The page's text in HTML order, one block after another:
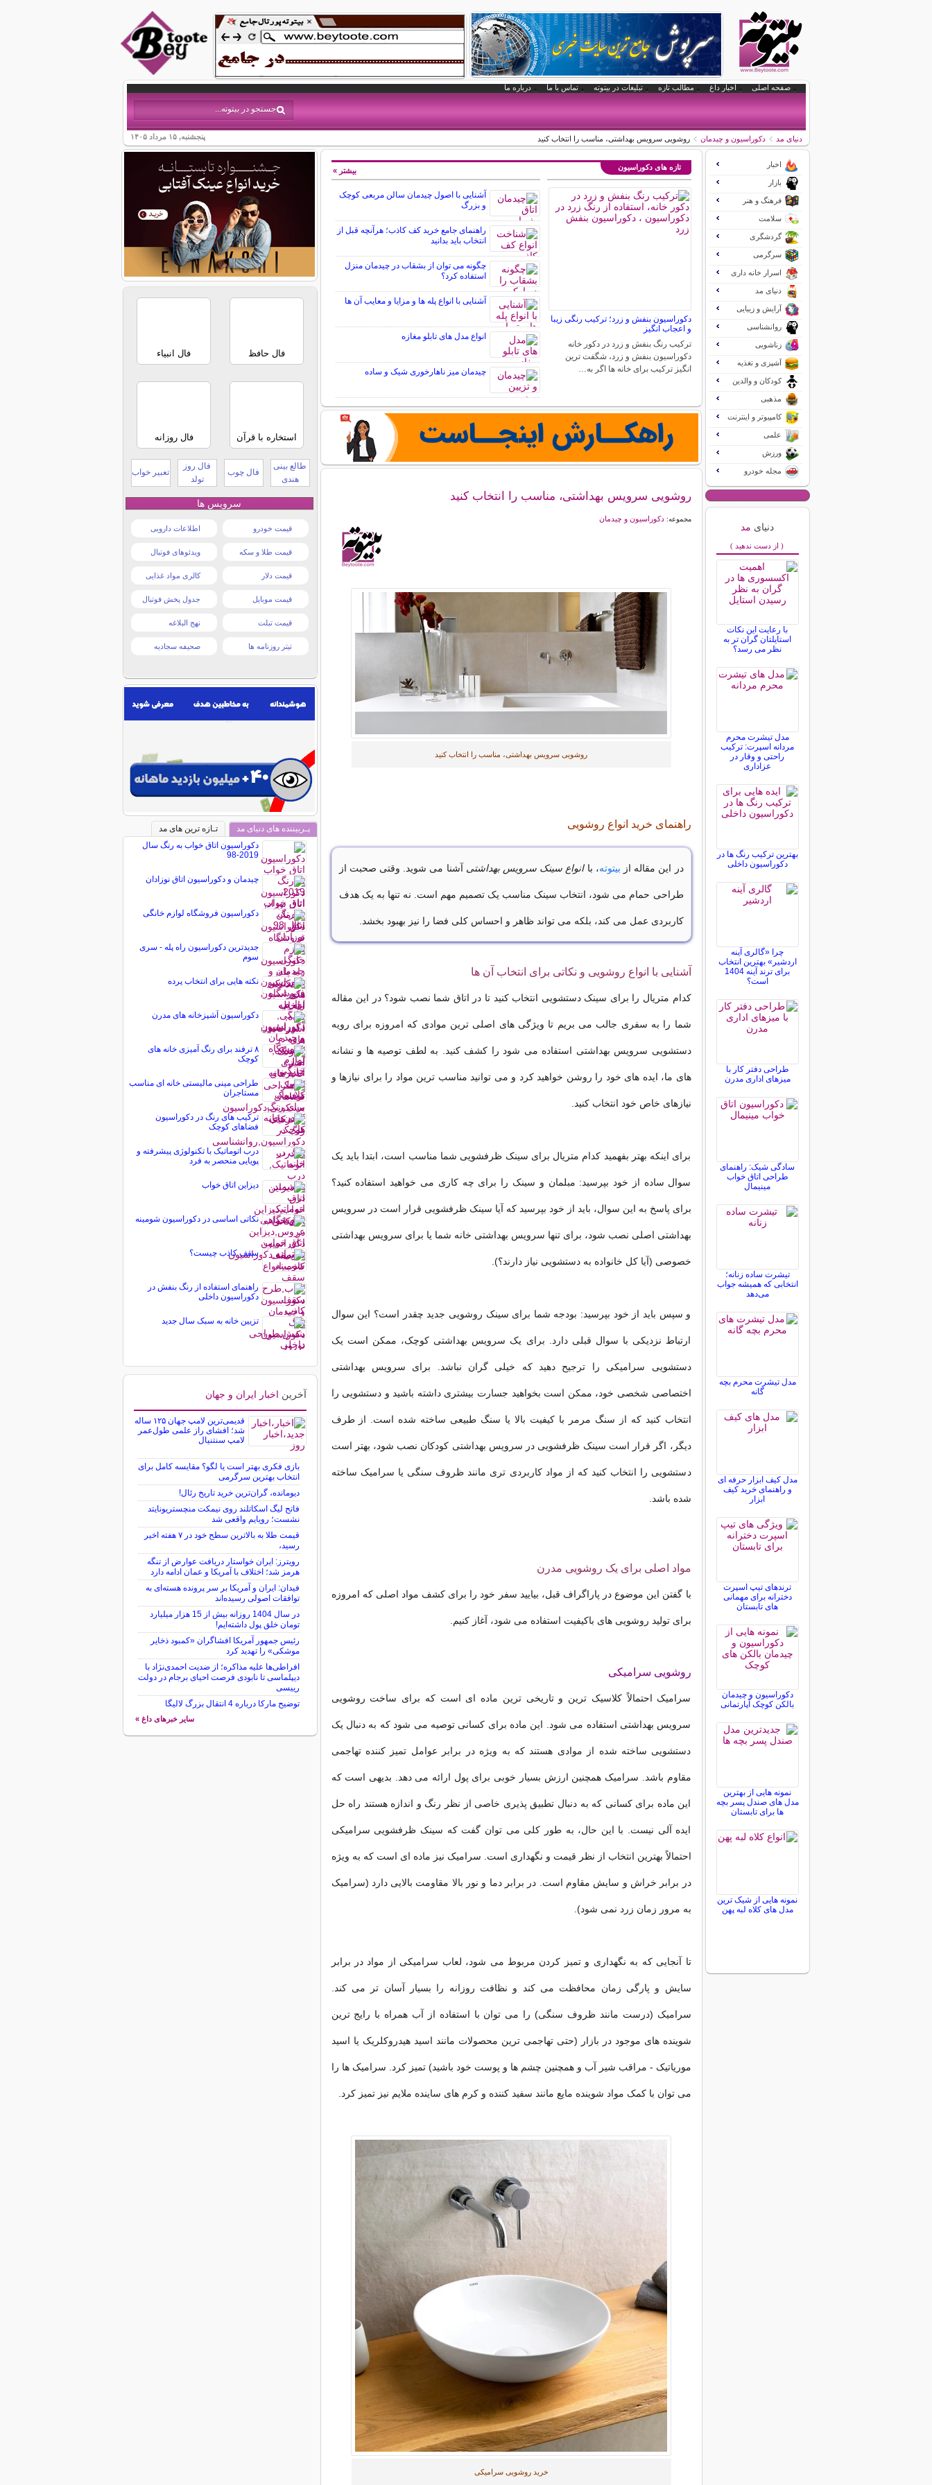
صفحه اصلی اخبار داغ مطالب تازه تبلیغات در بیتوته تماس با ما درباره ما
پنجشنبه, ۱۵ مرداد ۱۴۰۵ دنیای مد دکوراسیون و چیدمان روشویی سرویس بهداشتی، مناسب را انتخاب کنید
تازه های دکوراسیون
دکوراسیون بنفش و زرد؛ ترکیب رنگی زیبا
و اعجاب انگیز
ترکیب رنگ بنفش و زرد در دکور خانه
دکوراسیون بنفش و زرد، شگفت ترین
انگیز ترکیب برای خانه ها اگر به…
آشنایی با اصول چیدمان سالن مربعی کوچک
و بزرگ
راهنمای جامع خرید کف کاذب؛ هرآنچه قبل از
انتخاب باید بدانید
چگونه می توان از بشقاب در چیدمان منزل
استفاده کرد؟
آشنایی با انواع پله ها و مزایا و معایب آن ها
انواع مدل های تابلو مغازه
چیدمان میز ناهارخوری شیک و ساده
بیشتر »
روشویی سرویس بهداشتی، مناسب را انتخاب کنید
مجموعه:دکوراسیون و چیدمان
روشویی سرویس بهداشتی، مناسب را انتخاب کنید
راهنمای خرید انواع روشویی
در این مقاله از بیتوته، باانواع سینک سرویس بهداشتی آشنا می شوید. وقتی صحبت از
طراحی حمام می شود، انتخاب سینک مناسب یک تصمیم مهم است. نه تنها به یک هدف
کاربردی عمل می کند، بلکه می تواند ظاهر و احساس کلی فضا را نیز بهبود بخشد.
آشنایی با انواع روشویی و نکاتی برای انتخاب آن ها
کدام متریال را برای سینک دستشویی انتخاب کنید تا در اتاق شما نصب شود؟ در این مقاله
شما را به سفری جالب می بریم تا ویژگی های اصلی ترین موادی که امروزه برای رویه
دستشویی سرویس بهداشتی استفاده می شود را کشف کنید. به لطف توصیه ها و نشانه
های ما، ایده های خود را روشن خواهید کرد و می توانید مناسب ترین مواد را برای نیازها و
نیازهای خاص خود انتخاب کنید.
برای اینکه بهتر بفهمید کدام متریال برای سینک ظرفشویی شما مناسب است، ابتدا باید یک
سوال ساده از خود بپرسید: مبلمان و سینک را برای چه کاری می خواهید استفاده کنید؟
برای پاسخ به این سوال، باید از خود بپرسید که آیا سینک ظرفشویی قرار است در سرویس
بهداشتی اصلی نصب شود، برای تنها سرویس بهداشتی خانه شما یا برای سرویس بهداشتی
خصوصی (آیا کل خانواده به دستشویی نیاز دارند؟).
و سپس باید از خود بپرسید: بودجه شما برای سینک روشویی جدید چقدر است؟ این سوال
ارتباط نزدیکی با سوال قبلی دارد. برای یک سرویس بهداشتی کوچک، ممکن است یک
دستشویی سرامیکی را ترجیح دهید که خیلی گران نباشد. برای سرویس بهداشتی
اختصاصی شخصی خود، ممکن است بخواهید جسارت بیشتری داشته باشید و دستشویی را
انتخاب کنید که از سنگ مرمر با کیفیت بالا یا سنگ طبیعی ساخته شده است. از طرف
دیگر، اگر قرار است سینک ظرفشویی در سرویس بهداشتی کودکان نصب شود، بهتر است
دستشویی را انتخاب کنید که از مواد کاربردی تری مانند ظروف سنگی یا سرامیک ساخته
شده باشد.
مواد اصلی برای یک روشویی مدرن
با گفتن این موضوع در پاراگراف قبل، بیایید سفر خود را برای کشف مواد اصلی که امروزه
برای تولید روشویی های باکیفیت استفاده می شود، آغاز کنیم.
روشویی سرامیکی
سرامیک احتمالاً کلاسیک ترین و تاریخی ترین ماده ای است که برای ساخت روشویی
سرویس بهداشتی استفاده می شود. این ماده برای کسانی توصیه می شود که به دنبال یک
دستشویی ساخته شده از موادی هستند که به ویژه در برابر عوامل تمیز کننده تهاجمی
مقاوم باشد. سرامیک همچنین ارزش بسیار خوبی برای پول ارائه می دهد. بدیهی است که
این ماده برای کسانی که به دنبال تطبیق پذیری خاصی از نظر رنگ و اندازه هستند راه حل
ایده آلی نیست. با این حال، به طور کلی می توان گفت که سینک ظرفشویی سرامیکی
احتمالاً بهترین انتخاب از نظر قیمت و نگهداری است. سرامیک نیز ماده ای است که به ویژه
در برابر خراش و سایش مقاوم است. در برابر دما و نور بالا مقاومت بالایی دارد (سرامیک
به مرور زمان زرد نمی شود).
تا آنجایی که به نگهداری و تمیز کردن مربوط می شود، لعاب سرامیکی از مواد در برابر
سایش و پارگی زمان محافظت می کند و نظافت روزانه را بسیار آسان تر می کند.
سرامیک (درست مانند ظروف سنگی) را می توان با استفاده از آب همراه با رایج ترین
شوینده های موجود در بازار (حتی تهاجمی ترین محصولات مانند اسید هیدروکلریک یا اسید
موریاتیک - مراقب شیر آب و همچنین چشم ها و پوست خود باشید) تمیز کرد. سرامیک ها را
می توان با کمک مواد شوینده مایع مانند سفید کننده و کرم های ساینده ملایم نیز تمیز کرد.
خرید روشویی سرامیکی
اخبار
بازار
فرهنگ و هنر
سلامت
گردشگری
سرگرمی
اسرار خانه داری
دنیای مد
آرایش و زیبایی
روانشناسی
زناشویی
آشپزی و تغذیه
کودکان و والدین
مذهبی
کامپیوتر و اینترنت
علمی
ورزش
مجله خودرو
دنیای مد
( از دست ندهید )
با رعایت این نکات
استایلتان گران تر به
نظر می رسد؟
مدل تیشرت محرم
مردانه اسپرت: ترکیب
راحتی و وقار در
عزاداری
بهترین ترکیب رنگ ها در
دکوراسیون داخلی
چرا «گالری آینه
اردشیر» بهترین انتخاب
برای ترند آینه 1404
است؟
طراحی دفتر کار با
میزهای اداری مدرن
سادگی شیک: راهنمای
طراحی اتاق خواب
مینیمال
تیشرت ساده زنانه؛
انتخابی که همیشه جواب
می‌دهد
مدل تیشرت محرم بچه
گانه
مدل کیف ابزار حرفه ای
و راهنمای خرید کیف
ابزار
ترندهای تیپ اسپرت
دخترانه برای مهمانی
های تابستان
دکوراسیون و چیدمان
بالکن کوچک آپارتمانی
نمونه هایی از بهترین
مدل های صندل پسر بچه
ها برای تابستان
نمونه هایی از شیک ترین
مدل های کلاه لبه پهن
فال حافظ فال انبیاء
استخاره با قرآن فال روزانه
طالع بینی
هندی
فال چوب
فال روز
تولد
تعبیر خواب
سرویس ها
قیمت خودرو اطلاعات دارویی
قیمت طلا و سکه ویدئوهای فوتبال
قیمت دلار کالری مواد غذایی
قیمت موبایل جدول پخش فوتبال
قیمت تبلت نهج البلاغه
تیتر روزنامه ها صحیفه سجادیه
پـربیننده های دنیای مد
تـازه ترین های مد
دکوراسیون اتاق خواب به رنگ سال
2019-98
چیدمان و دکوراسیون اتاق نوزادان
دکوراسیون فروشگاه لوازم خانگی
جدیدترین دکوراسیون راه پله - سری
سوم
نکته هایی برای انتخاب پرده
دکوراسیون آشپزخانه های مدرن
۸ ترفند برای رنگ آمیزی خانه های
کوچک
طراحی مینی مالیستی خانه ای مناسب
مستاجران
تركیب های رنگ‌ در دکوراسیون
فضاهای كوچک
درب اتوماتیک با تکنولوژی پیشرفته و
پویایی منحصر به فرد
دیزاین اتاق خواب
نکاتی اساسی در دکوراسیون شومینه
سقف کاذب چیست؟
راهنمای استفاده از رنگ بنفش در
دکوراسیون داخلی
تزیین خانه به سبک سال جدید
آخرین اخبار ایران و جهان
قدیمی‌ترین لامپ جهان ۱۲۵ ساله
شد؛ افشای راز علمی طول‌عمر
لامپ سنتنیال
بازی فکری بهتر است یا لگو؟ مقایسه کامل برای
انتخاب بهترین سرگرمی
دیومانده، گران‌ترین خرید تاریخ رئال!
فاتح لیگ اسکاتلند روی نیمکت منچستریونایتد
نشست؛ رویایم واقعی شد
قیمت طلا به بالاترین سطح خود در ۷ هفته اخیر
رسید،
رویترز: ایران خواستار دریافت عوارض از تنگه
هرمز شد؛ اختلاف با آمریکا و عمان ادامه دارد
فیدان: ایران و آمریکا بر سر پرونده هسته‌ای به
توافقات اصولی رسیده‌اند
در سال 1404 روزانه بیش از 15 هزار میلیارد
تومان خلق پول داشته‌ایم!
رئیس جمهور آمریکا افشاگران «کمبود ذخایر
موشکی» را تهدید کرد
افراطی‌ها علیه مذاکره؛ از ضدیت احمدی‌نژاد با
دیپلماسی تا نابودی فرصت احیای برجام در دولت
رییسی
توضیح مارکا درباره 4 انتقال بزرگ لالیگا
سایر خبرهای داغ »